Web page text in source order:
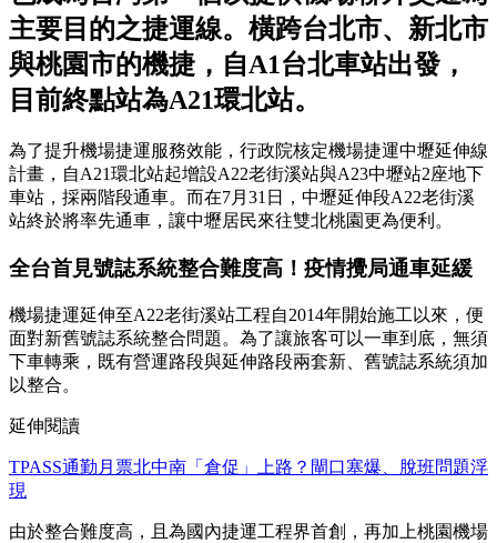
主要目的之捷運線。橫跨台北市、新北市
與桃園市的機捷，自A1台北車站出發，
目前終點站為A21環北站。
為了提升機場捷運服務效能，行政院核定機場捷運中壢延伸線
計畫，自A21環北站起增設A22老街溪站與A23中壢站2座地下
車站，採兩階段通車。而在7月31日，中壢延伸段A22老街溪
站終於將率先通車，讓中壢居民來往雙北桃園更為便利。
全台首見號誌系統整合難度高！疫情攪局通車延緩
機場捷運延伸至A22老街溪站工程自2014年開始施工以來，便
面對新舊號誌系統整合問題。為了讓旅客可以一車到底，無須
下車轉乘，既有營運路段與延伸路段兩套新、舊號誌系統須加
以整合。
延伸閱讀
TPASS通勤月票北中南「倉促」上路？閘口塞爆、脫班問題浮
現
由於整合難度高，且為國內捷運工程界首創，再加上桃園機場